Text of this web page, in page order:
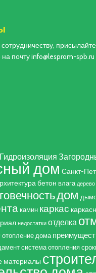
почту info@lesprom-spb.ru
Гидроизоляция
дом Санкт-
бетон влага дерево
дом
камин каркас
недостатки отделка
отопление дома
система отопления
материалы